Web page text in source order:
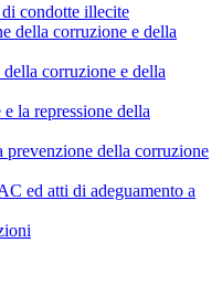
condotte illecite
della corruzione e della
corruzione e della
la repressione della
prevenzione della corruzione
ed atti di adeguamento a